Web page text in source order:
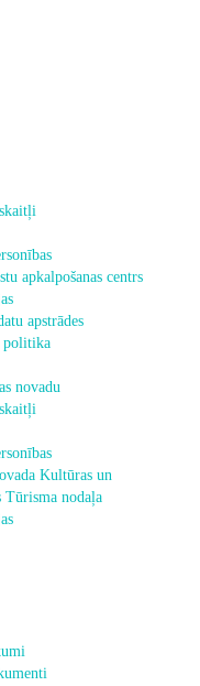
apkalpošanas centrs
apstrādes
politika
novadu
Kultūras un
Tūrisma nodaļa